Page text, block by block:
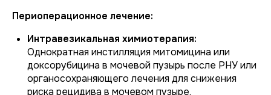
Периоперационное лечение:
Интравезикальная химиотерапия:
Однократная инстилляция митомицина или
доксорубицина в мочевой пузырь после РНУ или
органосохраняющего лечения для снижения
риска рецидива в мочевом пузыре.